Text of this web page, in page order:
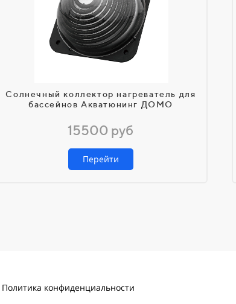
Солнечный коллектор нагреватель для
бассейнов Акватюнинг ДОМО
15500 руб
Перейти
Политика конфиденциальности